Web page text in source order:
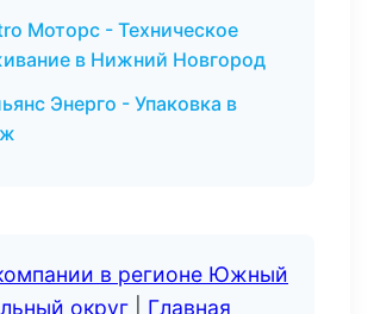
Моторс - Техническое
в Нижний Новгород
Энерго - Упаковка в
в регионе Южный
округ
Главная